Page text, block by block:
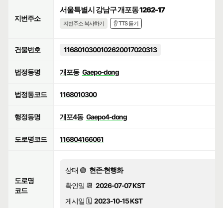
지번주소
서울특별시 강남구 개포동 1262-17
지번주소 복사하기 👂 TTS 듣기
건물번호 1168010300102620017020313
법정동명 개포동 Gaepo-dong
법정동코드 1168010300
행정동명 개포4동 Gaepo4-dong
도로명코드 116804166061
도로명
코드
상태 🟢 현존·현행화
확인일 📆 2026-07-07 KST
게시일 🗓️ 2023-10-15 KST